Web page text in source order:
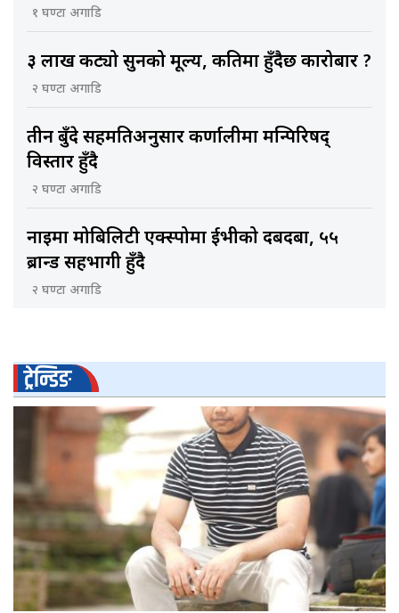
१ घण्टा अगाडि
३ लाख कट्यो सुनको मूल्य, कतिमा हुँदैछ कारोबार ?
२ घण्टा अगाडि
तीन बुँदे सहमतिअनुसार कर्णालीमा मन्त्रिपरिषद्
विस्तार हुँदै
२ घण्टा अगाडि
नाइमा मोबिलिटी एक्स्पोमा ईभीको दबदबा, ५५
ब्रान्ड सहभागी हुँदै
२ घण्टा अगाडि
ट्रेन्डिङ